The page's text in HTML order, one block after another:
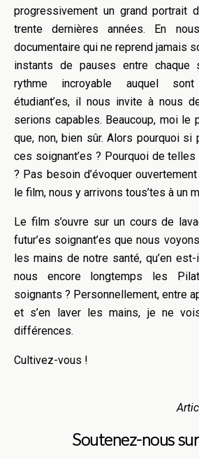
progressivement un grand portrait
trente dernières années. En
documentaire qui ne reprend jamais
instants de pauses entre chaque
rythme incroyable auquel
étudiant’es, il nous invite à nous
serions capables. Beaucoup, moi le
que, non, bien sûr. Alors pourquoi si
ces soignant’es ? Pourquoi de
? Pas besoin d’évoquer
le film, nous y arrivons tous’tes à un
Le film s’ouvre sur un cours de
futur’es soignant’es que nous
les mains de notre santé, qu’en
nous encore longtemps les
soignants ? Personnellement, entre
et s’en laver les mains, je ne
différences.
Cultivez-vous !
Soutenez-nous